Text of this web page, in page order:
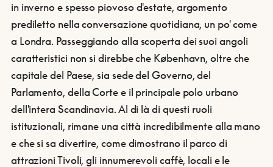
in inverno e spesso piovoso d'estate, argomento
prediletto nella conversazione quotidiana, un po' come
a Londra. Passeggiando alla scoperta dei suoi angoli
caratteristici non si direbbe che København, oltre che
capitale del Paese, sia sede del Governo, del
Parlamento, della Corte e il principale polo urbano
dell'intera Scandinavia. Al di là di questi ruoli
istituzionali, rimane una città incredibilmente alla mano
e che si sa divertire, come dimostrano il parco di
attrazioni Tivoli, gli innumerevoli caffè, locali e le